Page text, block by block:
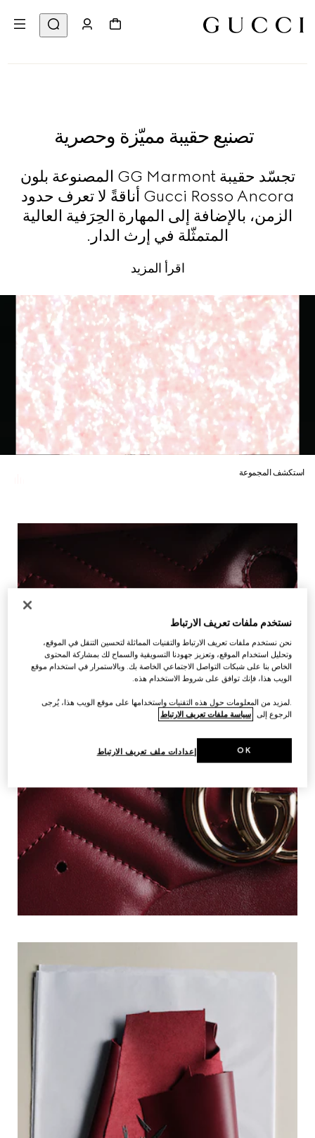
تصنيع حقيبة مميّزة وحصرية
تجسّد حقيبة GG Marmont المصنوعة بلون
Gucci Rosso Ancora أناقةً لا تعرف حدود
الزمن، بالإضافة إلى المهارة الحِرَفية العالية
المتمثّلة في إرث الدار.
اقرأ المزيد
استكشف المجموعة
نستخدم ملفات تعريف الارتباط
نحن نستخدم ملفات تعريف الارتباط والتقنيات المماثلة لتحسين التنقل في الموقع،
وتحليل استخدام الموقع، وتعزيز جهودنا التسويقية والسماح لك بمشاركة المحتوى
الخاص بنا على شبكات التواصل الاجتماعي الخاصة بك. وبالاستمرار في استخدام موقع
الويب هذا، فإنك توافق على شروط الاستخدام هذه.
.لمزيد من المعلومات حول هذه التقنيات واستخدامها على موقع الويب هذا، يُرجى
الرجوع إلى سياسة ملفات تعريف الارتباط
إعدادات ملف تعريف الارتباط OK